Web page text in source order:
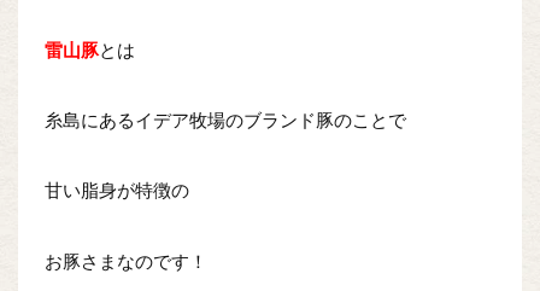
雷山豚とは
糸島にあるイデア牧場のブランド豚のことで
甘い脂身が特徴の
お豚さまなのです！